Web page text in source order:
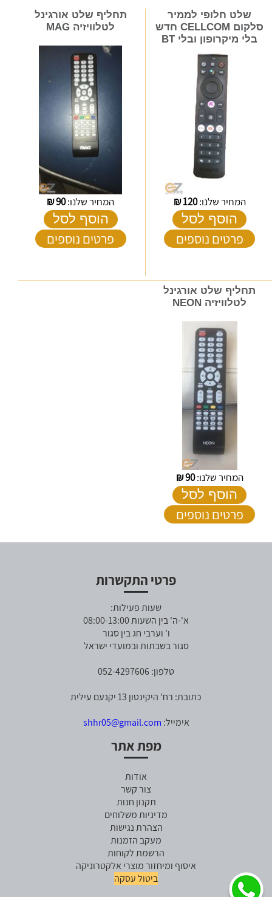
שלט חלופי לממיר
סלקום CELLCOM חדש
בלי מיקרופון ובלי BT
המחיר שלנו:120
₪
הוסף לסל
פרטים נוספים
תחליף שלט אורגינל
לטלוויזיה MAG
המחיר שלנו:90
₪
הוסף לסל
פרטים נוספים
תחליף שלט אורגינל
לטלוויזיה NEON
המחיר שלנו:90
₪
הוסף לסל
פרטים נוספים
פרטי התקשרות
שעות פעילות:
א'-ה' בין השעות 08:00-13:00
ו' וערבי חג בין סגור
סגור בשבתות ובמועדי ישראל
טלפון: 052-4297606
כתובת: רח' היקינטון 13 יקנעם עילית
אימייל: shhr05@gmail.com
מפת אתר
אודות
צור קשר
תקנון חנות
מדיניות משלוחים
הצהרת נגישות
מעקב הזמנות
הרשמת לקוחות
איסוף ומיחזור מוצרי אלקטרוניקה
ביטול עסקה